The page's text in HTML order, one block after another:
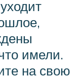
имели.
на свою